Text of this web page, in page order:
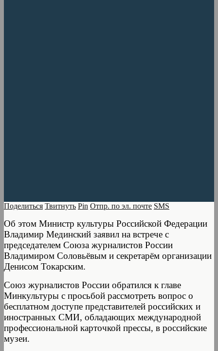
Поделиться Твитнуть Pin Отпр. по эл. почте SMS
Об этом Министр культуры Российской Федерации
Владимир Мединский заявил на встрече с
председателем Союза журналистов России
Владимиром Соловьёвым и секретарём организации
Денисом Токарским.
Союз журналистов России обратился к главе
Минкультуры с просьбой рассмотреть вопрос о
бесплатном доступе представителей российских и
иностранных СМИ, обладающих международной
профессиональной карточкой прессы, в российские
музеи.